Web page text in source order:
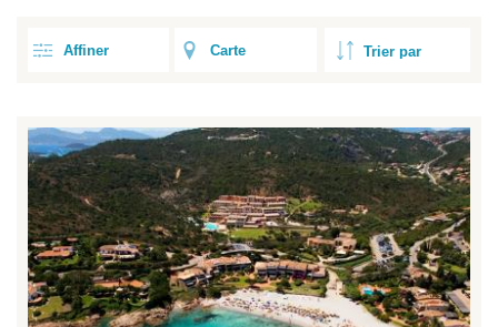
Affiner Carte